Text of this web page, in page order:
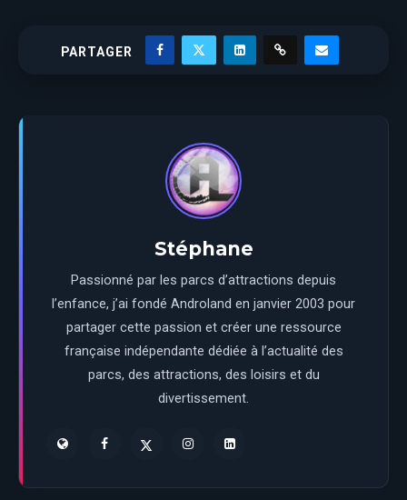
PARTAGER
Stéphane
Passionné par les parcs d’attractions depuis
l’enfance, j’ai fondé Androland en janvier 2003 pour
partager cette passion et créer une ressource
française indépendante dédiée à l’actualité des
parcs, des attractions, des loisirs et du
divertissement.